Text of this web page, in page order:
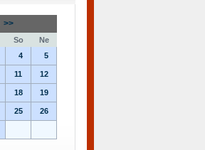
>>
So
Ne
4 5
11 12
18 19
25 26